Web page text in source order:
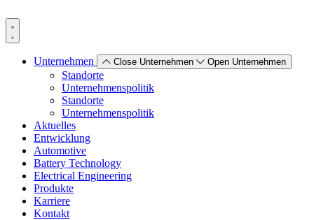
Inhalt
wechseln
Unternehmen Close Unternehmen Open Unternehmen
Standorte
Unternehmenspolitik
Standorte
Unternehmenspolitik
Aktuelles
Entwicklung
Automotive
Battery Technology
Electrical Engineering
Produkte
Karriere
Kontakt